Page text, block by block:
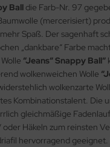
Ball die Farb-Nr. 97
(mercerisiert)
Spaß. Der sagenhaft
„dankbare“ Farbe
“Jeans“ Snappy Ball“
wolkenweichen Wolle
wolkenzarte
Kombinationstalent. Die
gleichmäßige
Häkeln zum reinsten
hervorragend